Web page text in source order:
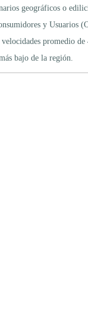
geográficos o
y Usuarios
promedio
bajo de la región.